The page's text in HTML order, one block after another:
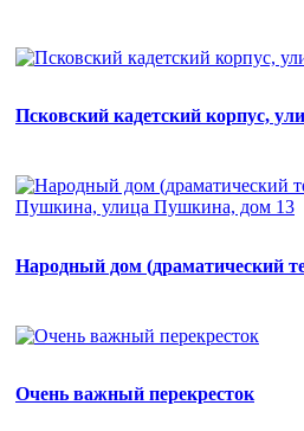
Псковский кадетский корпус,
Народный дом (драматический
Очень важный перекресток